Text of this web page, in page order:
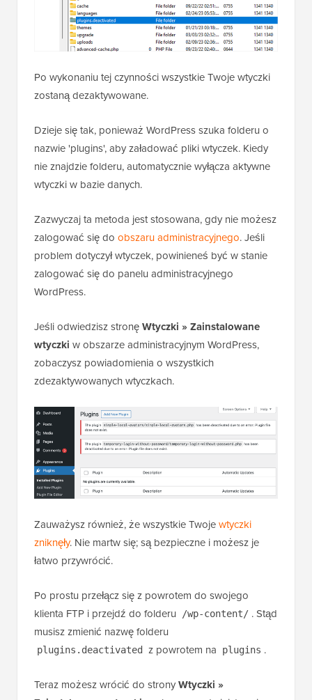
Po wykonaniu tej czynności wszystkie Twoje wtyczki
zostaną dezaktywowane.
Dzieje się tak, ponieważ WordPress szuka folderu o
nazwie 'plugins', aby załadować pliki wtyczek. Kiedy
nie znajdzie folderu, automatycznie wyłącza aktywne
wtyczki w bazie danych.
Zazwyczaj ta metoda jest stosowana, gdy nie możesz
zalogować się do obszaru administracyjnego. Jeśli
problem dotyczył wtyczek, powinieneś być w stanie
zalogować się do panelu administracyjnego
WordPress.
Jeśli odwiedzisz stronęWtyczki » Zainstalowane
wtyczki w obszarze administracyjnym WordPress,
zobaczysz powiadomienia o wszystkich
zdezaktywowanych wtyczkach.
Zauważysz również, że wszystkie Twojewtyczki
zniknęły. Nie martw się; są bezpieczne i możesz je
łatwo przywrócić.
Po prostu przełącz się z powrotem do swojego
klienta FTP i przejdź do folderu
/wp-content/ . Stąd
musisz zmienić nazwę folderu
plugins.deactivated z powrotem na plugins .
Teraz możesz wrócić do stronyWtyczki »